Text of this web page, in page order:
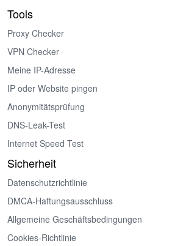
Tools
Proxy Checker
VPN Checker
Meine IP-Adresse
IP oder Website pingen
Anonymitätsprüfung
DNS-Leak-Test
Internet Speed Test
Sicherheit
Datenschutzrichtlinie
DMCA-Haftungsausschluss
Allgemeine Geschäftsbedingungen
Cookies-Richtlinie